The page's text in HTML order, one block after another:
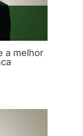
a melhor